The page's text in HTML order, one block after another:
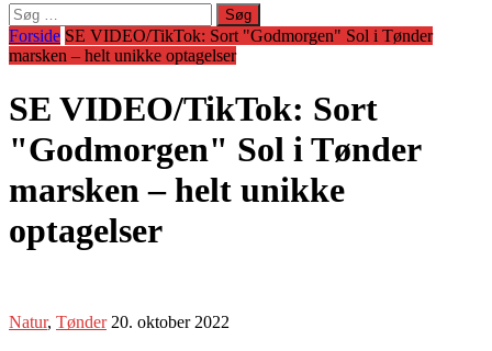
Søg
efter:
Forside SE VIDEO/TikTok: Sort "Godmorgen" Sol i Tønder
marsken – helt unikke optagelser
SE VIDEO/TikTok: Sort
"Godmorgen" Sol i Tønder
marsken – helt unikke
optagelser
Natur, Tønder 20. oktober 2022